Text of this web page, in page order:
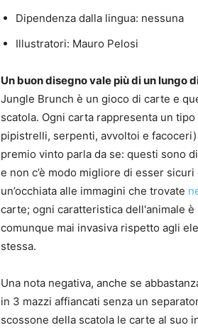
Dipendenza dalla lingua: nessuna
Illustratori: Mauro Pelosi
Un buon disegno vale più di un lungo
Jungle Brunch è un gioco di carte e
scatola. Ogni carta rappresenta un
pipistrelli, serpenti, avvoltoi e
premio vinto parla da se: questi sono
e non c’è modo migliore di esser
un’occhiata alle immagini che trovate
carte; ogni caratteristica dell'animale
comunque mai invasiva rispetto agli
stessa.
Una nota negativa, anche se
in 3 mazzi affiancati senza un
scossone della scatola le carte al suo